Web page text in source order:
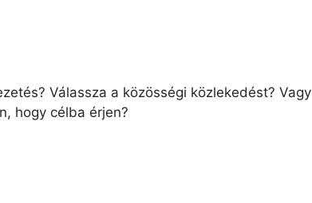
Válassza a közösségi közlekedést? Vagy
hogy célba érjen?